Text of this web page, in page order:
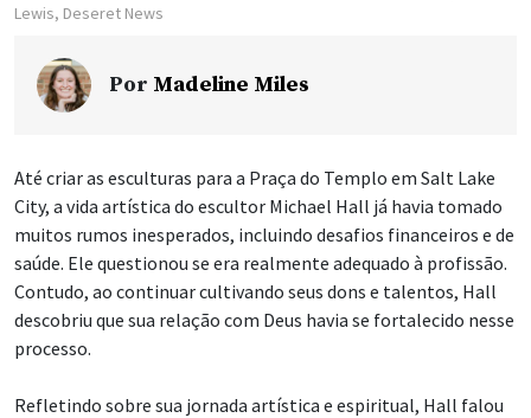
Lewis, Deseret News
Por Madeline Miles
Até criar as esculturas para a Praça do Templo em Salt Lake
City, a vida artística do escultor Michael Hall já havia tomado
muitos rumos inesperados, incluindo desafios financeiros e de
saúde. Ele questionou se era realmente adequado à profissão.
Contudo, ao continuar cultivando seus dons e talentos, Hall
descobriu que sua relação com Deus havia se fortalecido nesse
processo.
Refletindo sobre sua jornada artística e espiritual, Hall falou